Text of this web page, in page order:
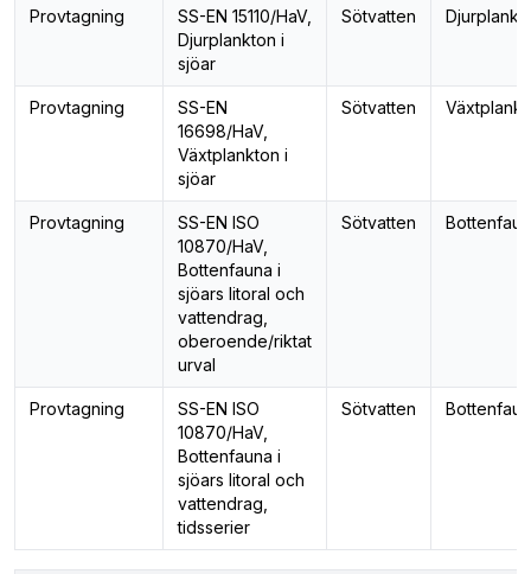
Provtagning
SS-EN 15110/HaV,
Djurplankton i
sjöar
Sötvatten
Provtagning
SS-EN
16698/HaV,
Växtplankton i
sjöar
Sötvatten
Provtagning
SS-EN ISO
10870/HaV,
Bottenfauna i
sjöars litoral och
vattendrag,
oberoende/riktat
urval
Sötvatten
Provtagning
SS-EN ISO
10870/HaV,
Bottenfauna i
sjöars litoral och
vattendrag,
tidsserier
Sötvatten